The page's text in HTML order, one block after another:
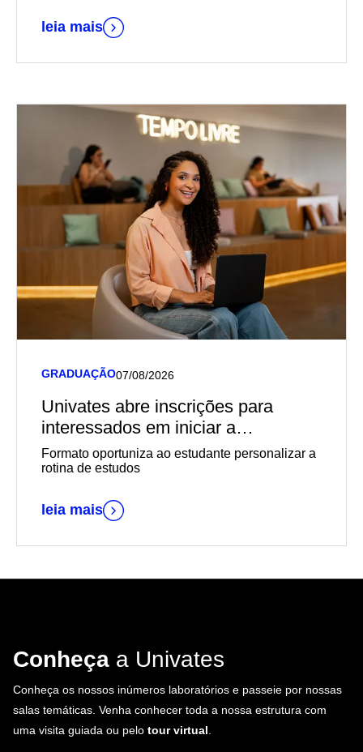
almoço da Acil
instituição, Daniel Wallerius
leia mais
GRADUAÇÃO07/08/2026
Univates abre inscrições para
interessados em iniciar a
graduação EaD em outubro
Formato oportuniza ao estudante personalizar a
rotina de estudos
leia mais
Conheça a Univates
Conheça os nossos inúmeros laboratórios e passeie por nossas
salas temáticas. Venha conhecer toda a nossa estrutura com
uma visita guiada ou pelo tour virtual